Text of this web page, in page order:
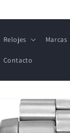
Relojes Marcas
Contacto